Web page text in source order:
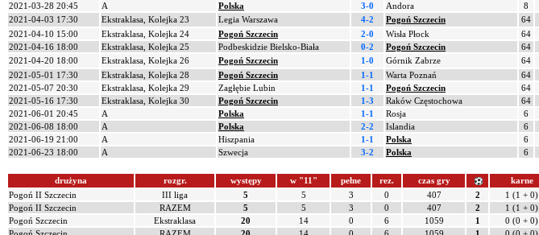
2021-03-28 20:45
A Polska 3-0 Andora 8
2021-04-03 17:30
Ekstraklasa, Kolejka 23 Legia Warszawa 4-2 Pogoń Szczecin 64
2021-04-10 15:00
Ekstraklasa, Kolejka 24 Pogoń Szczecin 2-0 Wisła Płock 64
2021-04-16 18:00
Ekstraklasa, Kolejka 25 Podbeskidzie Bielsko-Biała 0-2 Pogoń Szczecin 64
2021-04-20 18:00
Ekstraklasa, Kolejka 26 Pogoń Szczecin 1-0 Górnik Zabrze 64
2021-05-01 17:30
Ekstraklasa, Kolejka 28 Pogoń Szczecin 1-1 Warta Poznań 64
2021-05-07 20:30
Ekstraklasa, Kolejka 29 Zagłębie Lubin 1-1 Pogoń Szczecin 64
2021-05-16 17:30
Ekstraklasa, Kolejka 30 Pogoń Szczecin 1-3 Raków Częstochowa 64
2021-06-01 20:45
A Polska 1-1 Rosja 6
2021-06-08 18:00
A Polska 2-2 Islandia 6
2021-06-19 21:00
A Hiszpania 1-1 Polska 6
2021-06-23 18:00
A Szwecja 3-2 Polska 6
drużyna rozgr. występy w "11" pełne rez. czas gry karne
Pogoń II Szczecin
III liga 5 5 3 0 407 2 1 (1 + 0)
Pogoń II Szczecin
RAZEM 5 5 3 0 407 2 1 (1 + 0)
Pogoń Szczecin
Ekstraklasa 20 14 0 6 1059 1 0 (0 + 0)